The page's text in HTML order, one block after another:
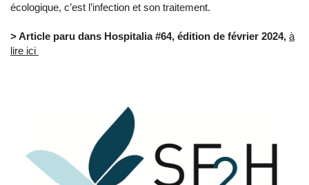
écologique, c’est l’infection et son traitement.
> Article paru dans Hospitalia #64, édition de février 2024, à
lire ici